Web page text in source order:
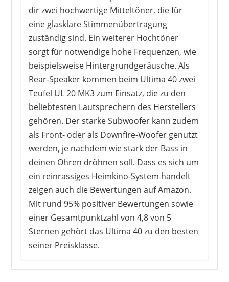
dir zwei hochwertige Mitteltöner, die für
eine glasklare Stimmenübertragung
zuständig sind. Ein weiterer Hochtöner
sorgt für notwendige hohe Frequenzen, wie
beispielsweise Hintergrundgeräusche. Als
Rear-Speaker kommen beim Ultima 40 zwei
Teufel UL 20 MK3 zum Einsatz, die zu den
beliebtesten Lautsprechern des Herstellers
gehören. Der starke Subwoofer kann zudem
als Front- oder als Downfire-Woofer genutzt
werden, je nachdem wie stark der Bass in
deinen Ohren dröhnen soll. Dass es sich um
ein reinrassiges Heimkino-System handelt
zeigen auch die Bewertungen auf Amazon.
Mit rund 95% positiver Bewertungen sowie
einer Gesamtpunktzahl von 4,8 von 5
Sternen gehört das Ultima 40 zu den besten
seiner Preisklasse.